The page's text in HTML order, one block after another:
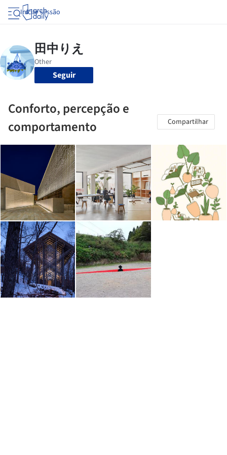
Iniciar sessão
Seguir
Conforto, percepção e
comportamento
Compartilhar